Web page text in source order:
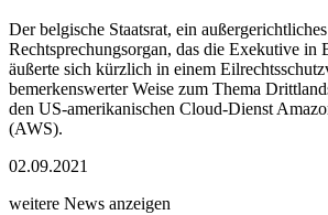
Der belgische Staatsrat, ein
Rechtsprechungsorgan, das die Exekutive in
äußerte sich kürzlich in einem
bemerkenswerter Weise zum Thema
den US-amerikanischen Cloud-Dienst
(AWS).
02.09.2021
weitere News anzeigen